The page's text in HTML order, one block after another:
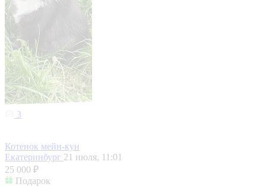
3
Котенок мейн-кун
Екатеринбург 21 июля, 11:01
25 000 ₽
Подарок